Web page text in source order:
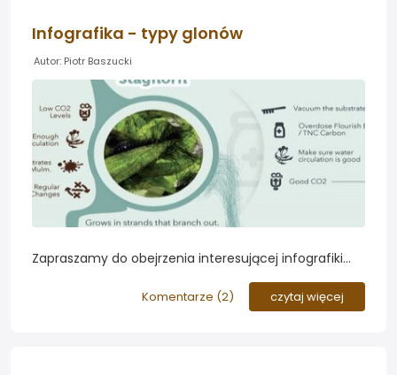
Infografika - typy glonów
Autor: Piotr Baszucki
Zapraszamy do obejrzenia interesującej infografiki
ich zwalczania oraz zapobiegania występowaniu w
Komentarze (2) czytaj więcej